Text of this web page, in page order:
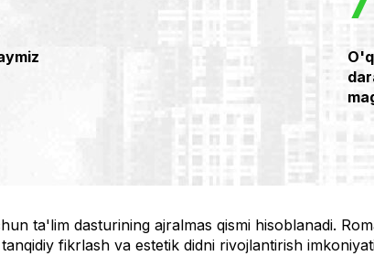
ta'lim dasturining ajralmas qismi hisoblanadi.
fikrlash va estetik didni rivojlantirish